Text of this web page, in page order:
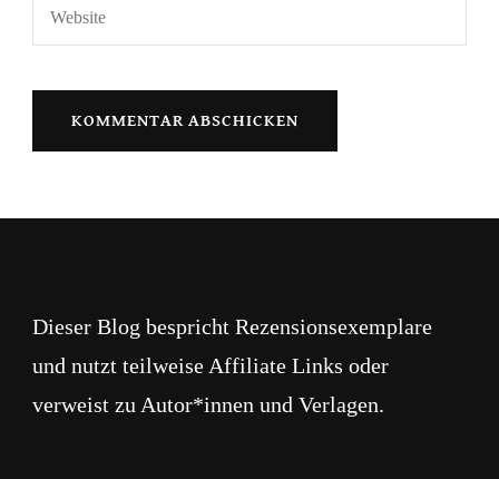
Dieser Blog bespricht Rezensionsexemplare
und nutzt teilweise Affiliate Links oder
verweist zu Autor*innen und Verlagen.